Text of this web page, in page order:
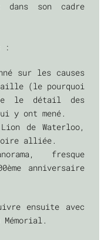
son cadre
:
sur les causes
(le pourquoi
le détail des
y ont mené.
de Waterloo,
alliée.
fresque
anniversaire
ensuite avec